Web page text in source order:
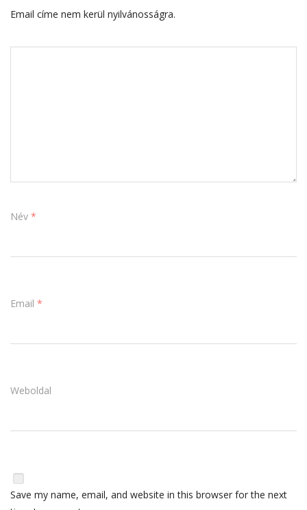
Email címe nem kerül nyilvánosságra.
Név *
Email *
Weboldal
Save my name, email, and website in this browser for the next